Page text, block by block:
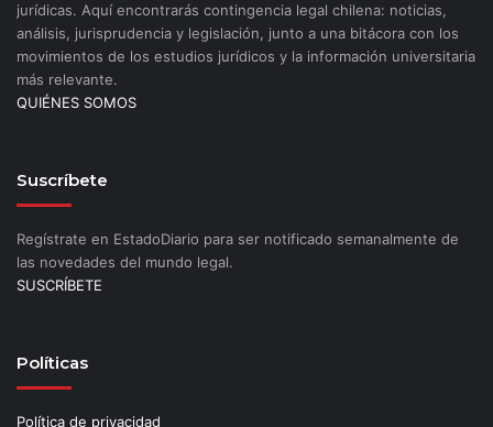
jurídicas. Aquí encontrarás contingencia legal chilena: noticias,
análisis, jurisprudencia y legislación, junto a una bitácora con los
movimientos de los estudios jurídicos y la información universitaria
más relevante.
QUIÉNES SOMOS
Suscríbete
Regístrate en EstadoDiario para ser notificado semanalmente de
las novedades del mundo legal.
SUSCRÍBETE
Políticas
Política de privacidad